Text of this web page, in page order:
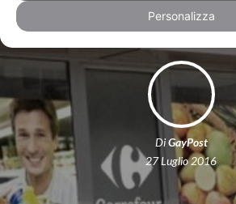
DiGayPost
27 Luglio 2016
Personalizza